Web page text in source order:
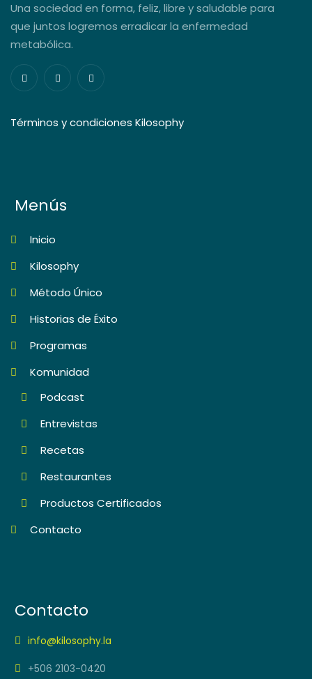
Una sociedad en forma, feliz, libre y saludable para
que juntos logremos erradicar la enfermedad
metabólica.
Términos y condiciones Kilosophy
Menús
Inicio
Kilosophy
Método Único
Historias de Éxito
Programas
Komunidad
Podcast
Entrevistas
Recetas
Restaurantes
Productos Certificados
Contacto
Contacto
info@kilosophy.la
+506 2103-0420